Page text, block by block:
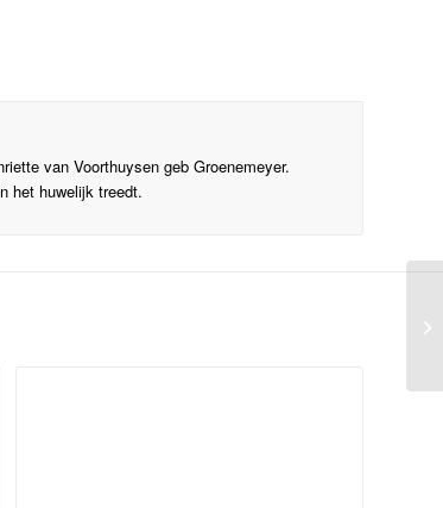
van Voorthuysen geb Groenemeyer.
het huwelijk treedt.